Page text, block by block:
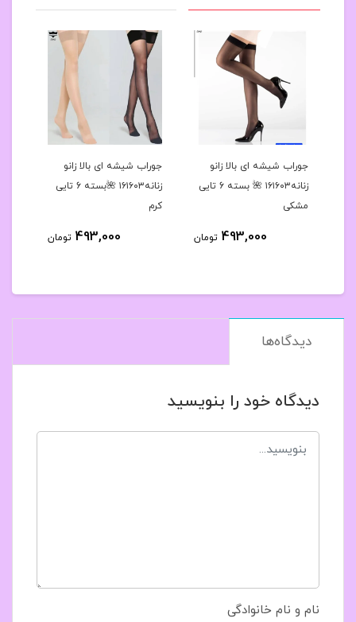
جوراب شیشه ای بالا زانو
زنانه۱۶۱۶۰۳ 🌺 بسته 6 تایی
مشکی
493,000 تومان
جوراب شیشه ای بالا زانو
زنانه۱۶۱۶۰۳ 🌺بسته 6 تایی
کرم
493,000 تومان
دیدگاه‌ها
دیدگاه خود را بنویسید
نام و نام خانوادگی